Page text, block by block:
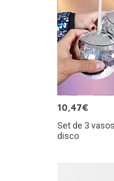
10,47€
Set de 3
disco